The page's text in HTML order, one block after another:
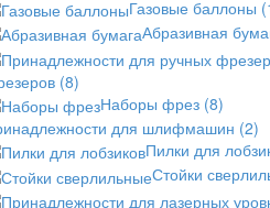
Газовые баллоны
Абразивная
(8)
Наборы фрез (8)
для шлифмашин (2)
Пилки для
Стойки